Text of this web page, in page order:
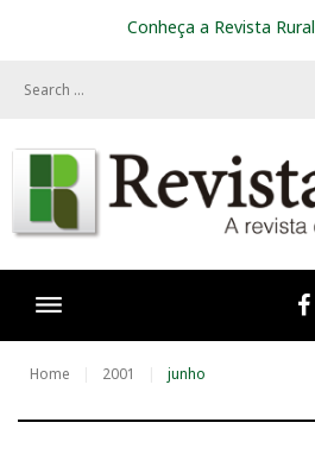
Conheça a Revista Rural
Home 2001 junho